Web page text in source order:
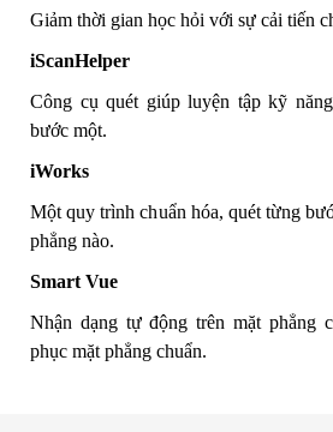
Giảm thời gian học hỏi với sự cải tiến
iScanHelper
Công cụ quét giúp luyện tập kỹ
bước một.
iWorks
Một quy trình chuẩn hóa, quét từng
phẳng nào.
Smart Vue
Nhận dạng tự động trên mặt phẳng
phục mặt phẳng chuẩn.